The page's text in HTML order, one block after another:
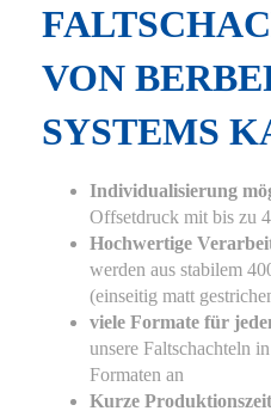
VON
SYSTEMS
Individualisierung
Offsetdruck mit bis zu
Hochwertige
werden aus stabilem
(einseitig matt
viele Formate für
unsere Faltschachteln
Formaten an
Kurze Produktionszeit